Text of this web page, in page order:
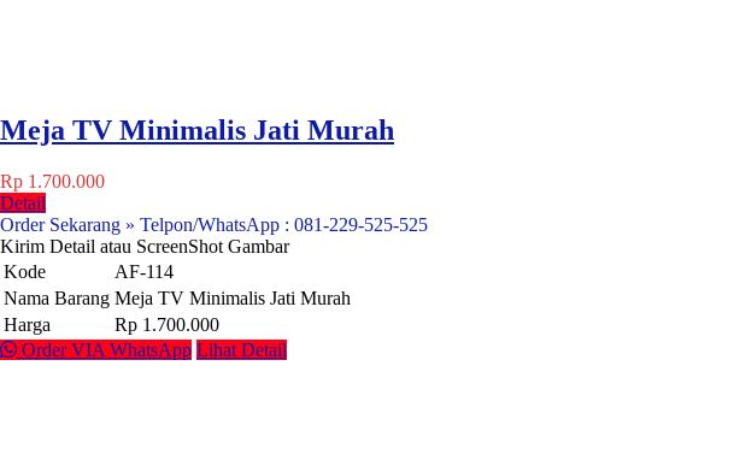
Meja TV Minimalis Jati Murah
Rp 1.700.000
Detail
Order Sekarang » Telpon/WhatsApp : 081-229-525-525
Kirim Detail atau ScreenShot Gambar
Kode
AF-114
Nama Barang Meja TV Minimalis Jati Murah
Harga
Rp 1.700.000
Order VIA WhatsApp Lihat Detail